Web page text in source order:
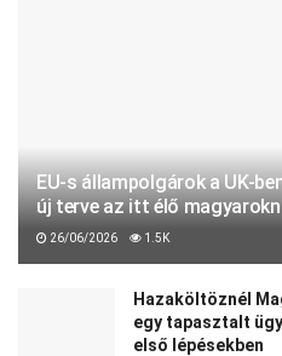
EU-s állampolgárok a UK-
új terve az itt élő
26/06/2026 1.5K
Hazaköltöznél
egy tapasztalt
első lépésekben